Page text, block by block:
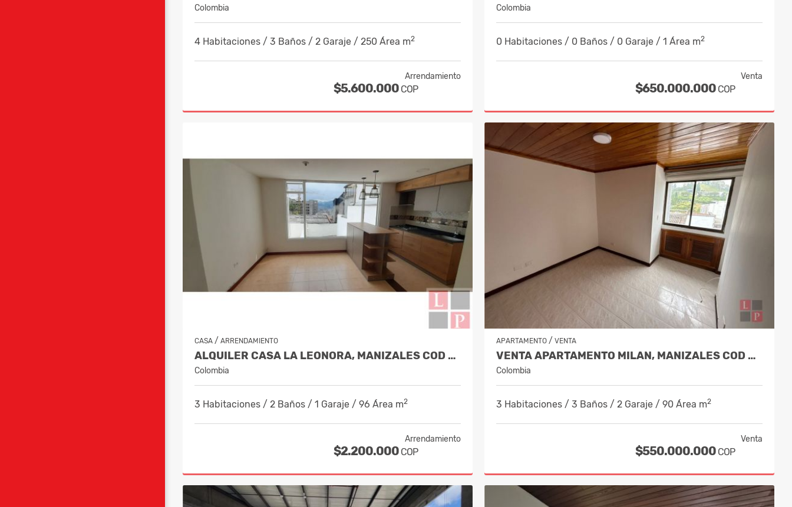
Colombia
4 Habitaciones / 3 Baños / 2 Garaje / 250 Área m2
Arrendamiento
$5.600.000 COP
Colombia
0 Habitaciones / 0 Baños / 0 Garaje / 1 Área m2
Venta
$650.000.000 COP
CASA / ARRENDAMIENTO
ALQUILER CASA LA LEONORA, MANIZALES COD 10234338
Colombia
3 Habitaciones / 2 Baños / 1 Garaje / 96 Área m2
Arrendamiento
$2.200.000 COP
APARTAMENTO / VENTA
VENTA APARTAMENTO MILAN, MANIZALES COD 9908270
Colombia
3 Habitaciones / 3 Baños / 2 Garaje / 90 Área m2
Venta
$550.000.000 COP